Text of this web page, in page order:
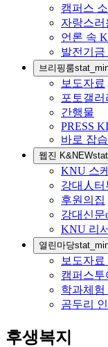
캠퍼스
자랑스러
언론 속
발전기금
브리핑룸
보도자료
포토갤러
간행물
PRESS
바로 잡
웹진 K&NEW
KNU 스
강대人터
후원의집
강대신문
KNU 리
열린마당
보도자료
캠퍼스투
학과체험
곰두리
후생복지